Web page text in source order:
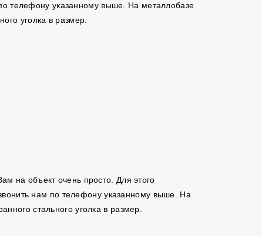
телефону указанному выше. На металлобазе
уголка в размер.
на объект очень просто. Для этого
нам по телефону указанному выше. На
стального уголка в размер.